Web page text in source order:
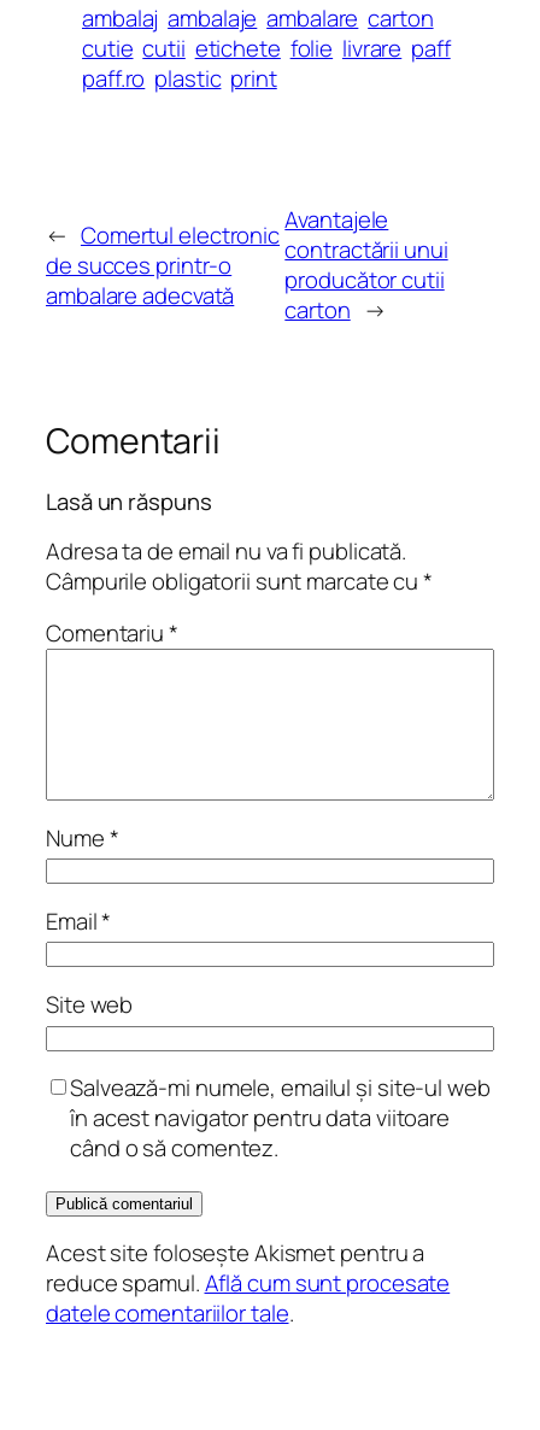
ambalaj ambalaje ambalare carton
cutie cutii etichete folie livrare paff
paff.ro plastic print
← Comertul electronic
de succes printr-o
ambalare adecvată
Avantajele
contractării unui
producător cutii
carton →
Comentarii
Lasă un răspuns
Adresa ta de email nu va fi publicată.
Câmpurile obligatorii sunt marcate cu*
Comentariu*
Nume*
Email*
Site web
Salvează-mi numele, emailul și site-ul web
în acest navigator pentru data viitoare
când o să comentez.
Acest site folosește Akismet pentru a
reduce spamul.Află cum sunt procesate
datele comentariilor tale.